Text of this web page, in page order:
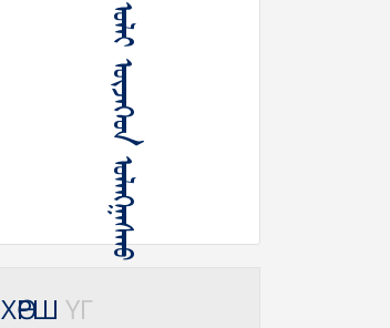
ᠤᠯᠠᠢ ᠦᠵᠡᠭᠡᠳ ᠤᠯᠠᠩᠭᠠᠰᠬᠤ
ХӨРШ ҮГ